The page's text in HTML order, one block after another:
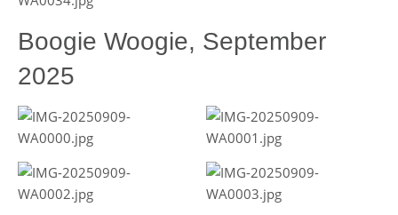
Boogie Woogie, September
2025